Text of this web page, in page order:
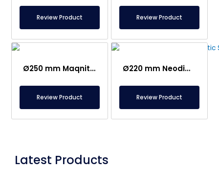
Review Product Review Product
Ø250 mm Maqnit Ayırıcı – Çekmeceli 2-Sıralı Maneə Çubuğu Tənzimləməsi – 10,000 Qaus
Review Product
Ø220 mm Neodim Çox Güclü Maqnit Çekmecəsi – Plastik İnjeksiya Qəlibləmə Maşını üçün Xüsusi
Review Product
Latest Products